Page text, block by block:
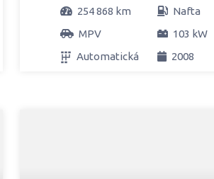
254 868 km
Nafta
MPV
103 kW
Automatická
2008